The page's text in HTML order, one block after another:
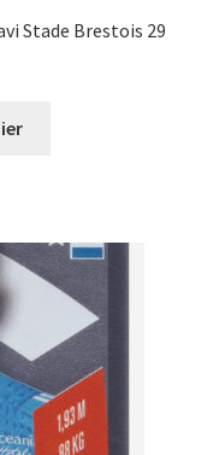
Stade Brestois 29